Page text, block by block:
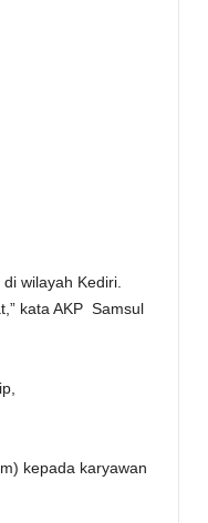
wilayah Kediri.
kata AKP Samsul
kepada karyawan